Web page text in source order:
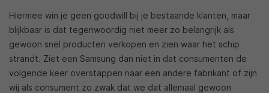
Hiermee win je geen goodwill bij je bestaande klanten, maar
blijkbaar is dat tegenwoordig niet meer zo belangrijk als
gewoon snel producten verkopen en zien waar het schip
strandt. Ziet een Samsung dan niet in dat consumenten de
volgende keer overstappen naar een andere fabrikant of zijn
wij als consument zo zwak dat we dat allemaal gewoon